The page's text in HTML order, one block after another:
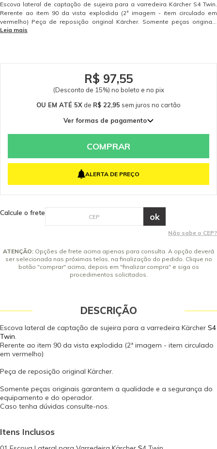
Escova lateral de captação de sujeira para a varredeira Kärcher S4 Twin.
Rerente ao item 90 da vista explodida (2ª imagem - item circulado em
vermelho) Peça de reposição original Kärcher. Somente peças originais
garantem a qualidade e a segurança do equipamento e do operador.
Leia mais
R$ 97,55
(Desconto de 15%) no boleto e no pix
OU EM ATÉ 5X de R$ 22,95 sem juros no cartão
Ver formas de pagamento
2x de R$ 57,38 sem juros
5x de R$ 22,95 sem juros
COMPRAR
ALERTA DE PREÇO
Calcule o frete
Não sabe o CEP?
ATENÇÃO: Opções de frete acima apenas para consulta. A opção deverá
ser selecionada nas próximas telas, na finalização do pedido. Clique no
botão "comprar" acima, depois em "finalizar compra" e siga os
procedimentos solicitados.
DESCRIÇÃO
Escova lateral de captação de sujeira para a varredeira Kärcher S4
Twin.
Rerente ao item 90 da vista explodida (2ª imagem - item circulado
em vermelho)
Peça de reposição original Kärcher.
Somente peças originais garantem a qualidade e a segurança do
equipamento e do operador.
Caso tenha dúvidas consulte-nos.
Itens Inclusos